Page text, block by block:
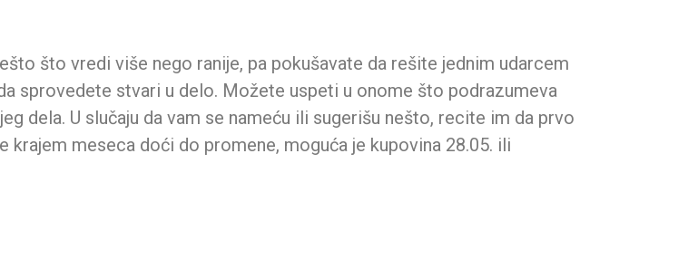
što vredi više nego ranije, pa pokušavate da rešite jednim udarcem
sprovedete stvari u delo. Možete uspeti u onome što podrazumeva
dela. U slučaju da vam se nameću ili sugerišu nešto, recite im da prvo
meseca doći do promene, moguća je kupovina 28.05. ili